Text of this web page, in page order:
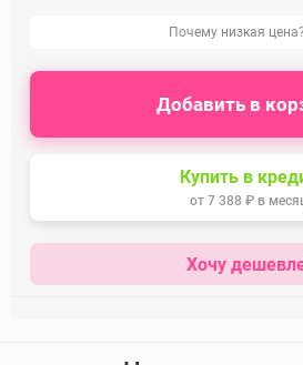
Почему низкая цена?
Добавить в
Купить в
от 7 388 ₽ в
Хочу